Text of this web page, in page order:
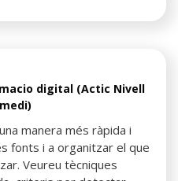
digital (Actic Nivell
manera més ràpida i
fonts i a organitzar el que
Veureu tècniques